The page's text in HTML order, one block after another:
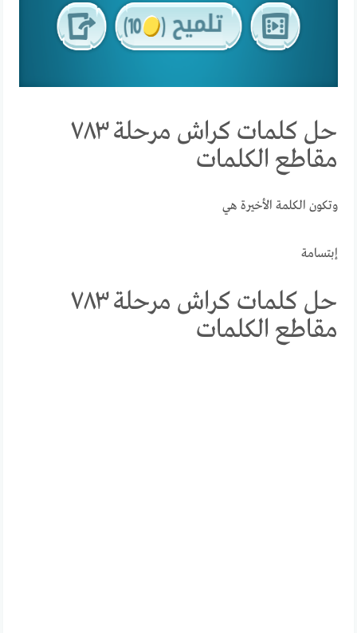
حل كلمات كراش مرحلة ٧٨٣
مقاطع الكلمات
وتكون الكلمة الأخيرة هي
إبتسامة
حل كلمات كراش مرحلة ٧٨٣
مقاطع الكلمات